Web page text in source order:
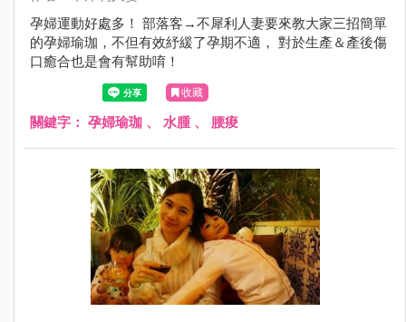
孕婦運動好處多！ 部落客→不犀利人妻要來教大家三招簡單
的孕婦瑜珈，不但有效紓緩了孕期不適， 對於生產＆產後傷
口癒合也是會有幫助唷！
收藏
關鍵字： 孕婦瑜珈 、 水腫、 腰痠